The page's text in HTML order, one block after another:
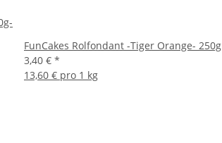
FunCakes Rolfondant -Tiger Orange- 250g
3,40 € *
13,60 € pro 1 kg